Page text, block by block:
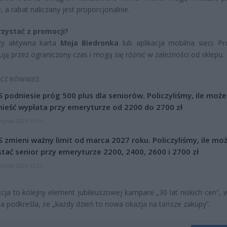
a rabat naliczany jest proporcjonalnie.
z promocji?
aktywna karta Moja Biedronka lub aplikacja mobilna sieci.
przez ograniczony czas i mogą się różnić w zależności od sklepu.
RÓWNIEŻ:
podniesie próg 500 plus dla seniorów. Policzyliśmy, ile może
wypłata przy emeryturze od 2200 do 2700 zł
zmieni ważny limit od marca 2027 roku. Policzyliśmy, ile
senior przy emeryturze 2200, 2400, 2600 i 2700 zł
to kolejny element jubileuszowej kampanii „30 lat niskich cen”,
podkreśla, że „każdy dzień to nowa okazja na tańsze zakupy”.